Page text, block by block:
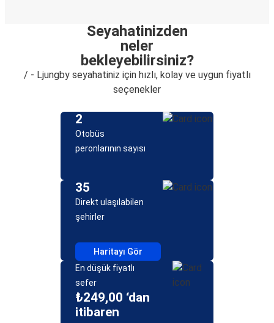
Seyahatinizden
neler
bekleyebilirsiniz?
/ - Ljungby seyahatiniz için hızlı, kolay ve uygun fiyatlı
seçenekler
2
Otobüs
peronlarının sayısı
35
Direkt ulaşılabilen
şehirler
Haritayı Gör
En düşük fiyatlı
sefer
₺249,00 ‘dan
itibaren